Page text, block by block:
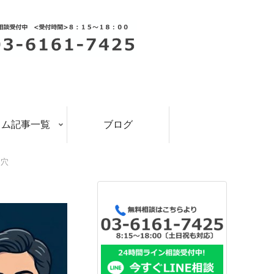
記事一覧 ブログ